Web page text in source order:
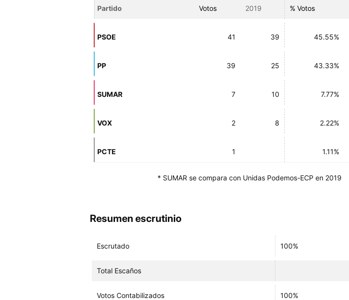
Partido Votos 2019 % Votos
PSOE 41 39 45.55%
PP 39 25 43.33%
SUMAR 7 10 7.77%
VOX 2 8 2.22%
PCTE 1 1.11%
* SUMAR se compara con Unidas Podemos-ECP en 2019
Resumen escrutinio
Escrutado 100%
Total Escaños
Votos Contabilizados 100%